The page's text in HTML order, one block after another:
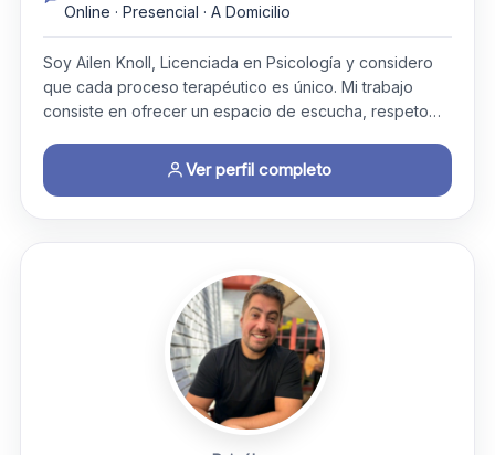
Online · Presencial · A Domicilio
Soy Ailen Knoll, Licenciada en Psicología y considero
que cada proceso terapéutico es único. Mi trabajo
consiste en ofrecer un espacio de escucha, respeto…
Ver perfil completo